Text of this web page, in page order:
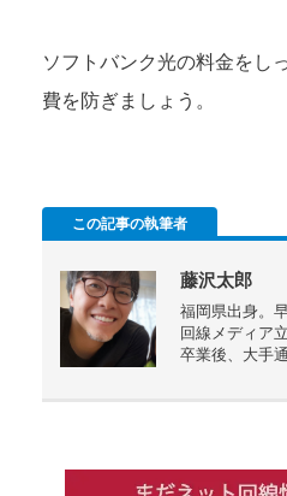
ソフトバンク光の料金をし
費を防ぎましょう。
この記事の執筆者
藤沢太郎
福岡県出身。
回線メディア
卒業後、大手
戦略マネージ
ネットを使え